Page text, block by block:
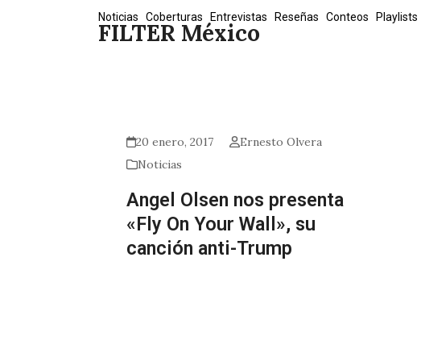
FILTER México
Noticias Coberturas Entrevistas Reseñas Conteos Playlists
20 enero, 2017
Ernesto Olvera
Noticias
Angel Olsen nos presenta
«Fly On Your Wall», su
canción anti-Trump